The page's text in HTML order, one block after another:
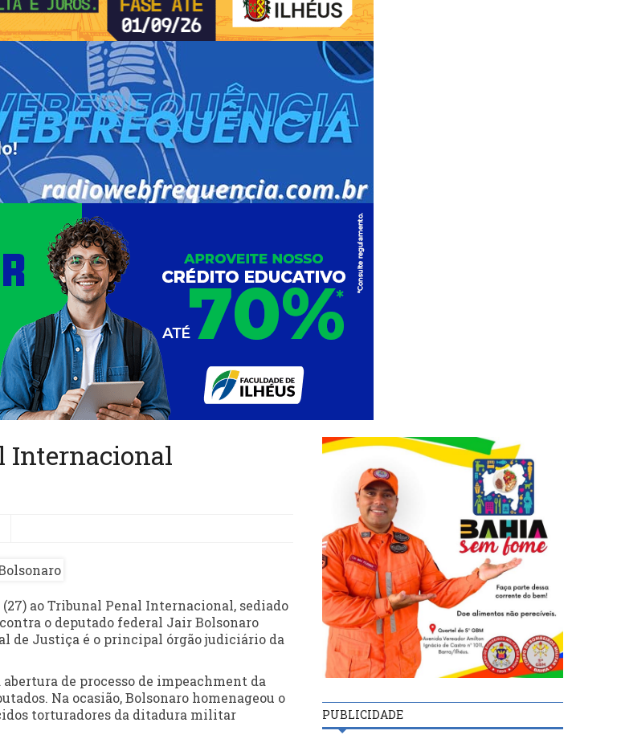
Internacional
ao Tribunal Penal Internacional, sediado
o deputado federal Jair Bolsonaro
de Justiça é o principal órgão judiciário da
de processo de impeachment da
Na ocasião, Bolsonaro homenageou o
torturadores da ditadura militar
PUBLICIDADE